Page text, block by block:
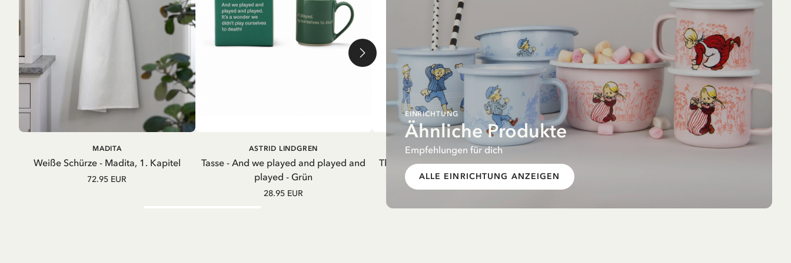
EINRICHTUNG
Ähnliche Produkte
Empfehlungen für dich
ALLE EINRICHTUNG ANZEIGEN
IN DEN WARENKORB
Weiße Schürze - Madita, 1. Kapitel
MADITA
72.95 EUR
IN DEN WARENKORB
Tasse - And we played and played and
played - Grün
ASTRID LINDGREN
28.95 EUR
IN DEN WARENKORB
Thermosflasche Pippi Langstrumpf im
Nachthemd Lila – 550 ml
PIPPI LANGSTRUMPF